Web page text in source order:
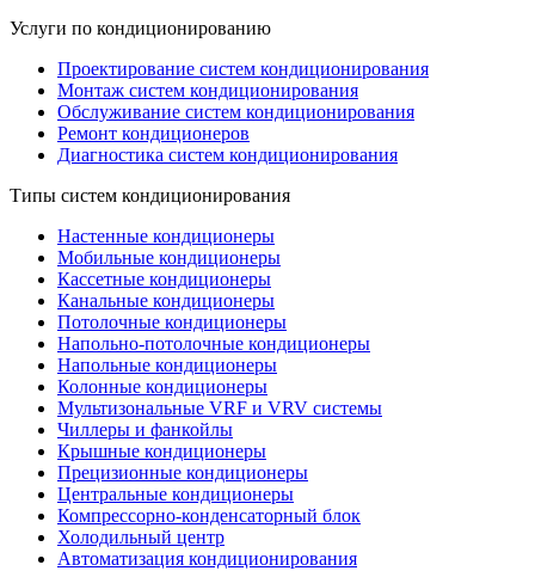
Услуги по кондиционированию
Проектирование систем кондиционирования
Монтаж систем кондиционирования
Обслуживание систем кондиционирования
Ремонт кондиционеров
Диагностика систем кондиционирования
Типы систем кондиционирования
Настенные кондиционеры
Мобильные кондиционеры
Кассетные кондиционеры
Канальные кондиционеры
Потолочные кондиционеры
Напольно-потолочные кондиционеры
Напольные кондиционеры
Колонные кондиционеры
Мультизональные VRF и VRV системы
Чиллеры и фанкойлы
Крышные кондиционеры
Прецизионные кондиционеры
Центральные кондиционеры
Компрессорно-конденсаторный блок
Холодильный центр
Автоматизация кондиционирования